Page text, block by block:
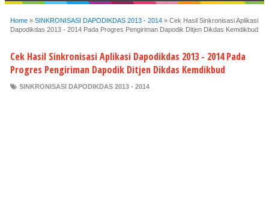
Home » SINKRONISASI DAPODIKDAS 2013 - 2014 » Cek Hasil Sinkronisasi Aplikasi
Dapodikdas 2013 - 2014 Pada Progres Pengiriman Dapodik Ditjen Dikdas Kemdikbud
Cek Hasil Sinkronisasi Aplikasi Dapodikdas 2013 - 2014 Pada
Progres Pengiriman Dapodik Ditjen Dikdas Kemdikbud
SINKRONISASI DAPODIKDAS 2013 - 2014